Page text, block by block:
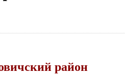
район